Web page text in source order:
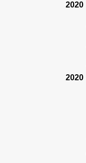
2020
2020